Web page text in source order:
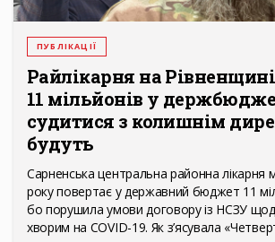
ПУБЛІКАЦІЇ
Райлікарня на
11 мільйонів у
судитися з колишнім
будуть
Сарненська центральна районна лікарня
року повертає у державний бюджет 11
бо порушила умови договору із НСЗУ
хворим на COVID-19. Як з’ясувала